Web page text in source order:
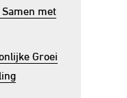
met
Groei